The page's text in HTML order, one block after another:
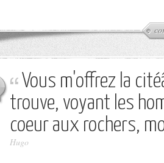
Vous m'offrez la
trouve, voyant les
coeur aux rochers,
Hugo